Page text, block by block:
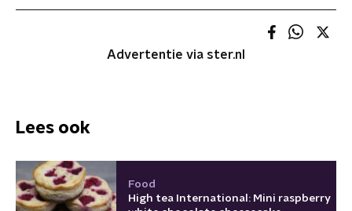
Advertentie via ster.nl
Lees ook
Food
High tea International: Mini raspberry